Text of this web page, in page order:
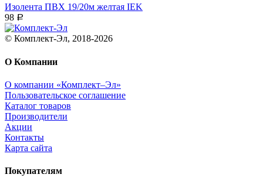
Изолента ПВХ 19/20м желтая IEK
98 Р
© Комплект-Эл, 2018-2026
О Компании
О компании «Комплект–Эл»
Пользовательское соглашение
Каталог товаров
Производители
Акции
Контакты
Карта сайта
Покупателям